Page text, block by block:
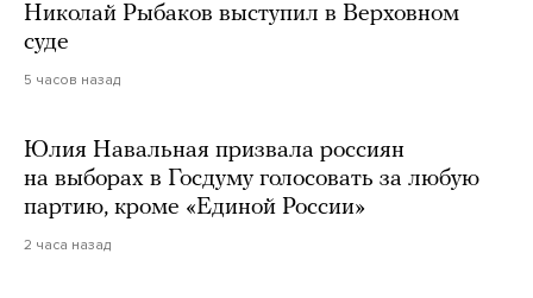
Николай Рыбаков выступил в Верховном
суде
5 часов назад
Юлия Навальная призвала россиян
на выборах в Госдуму голосовать за любую
партию, кроме «Единой России»
2 часа назад